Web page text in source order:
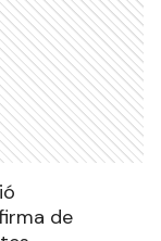
de